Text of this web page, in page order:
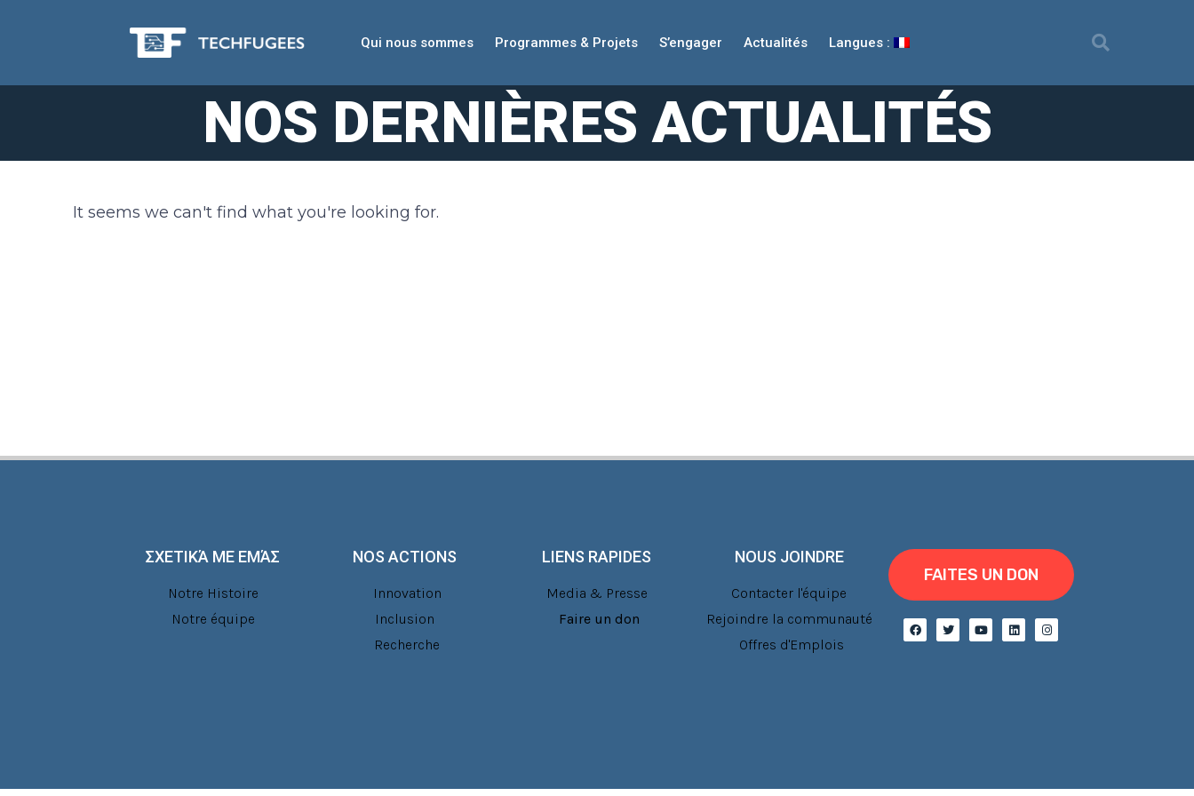
Qui nous sommes Programmes & Projets S’engager Actualités Langues :
NOS DERNIÈRES ACTUALITÉS
It seems we can't find what you're looking for.
ΣΧΕΤΙΚΆ ΜΕ ΕΜΆΣ
Notre Histoire
Notre équipe
NOS ACTIONS
Innovation
Inclusion
Recherche
LIENS RAPIDES
Media & Presse
Faire un don
NOUS JOINDRE
Contacter l'équipe
Rejoindre la communauté
Offres d'Emplois
FAITES UN DON